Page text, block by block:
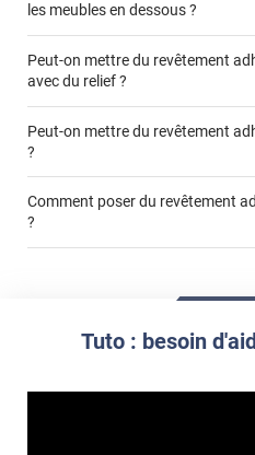
les meubles en dessous ?
colle
Peut-on mettre du revêtement
avec du relief ?
Peut-on mettre du revêtement
?
Commander à la taille des
propre par dessus
Comment poser du revêtement
?
Tuto : besoin